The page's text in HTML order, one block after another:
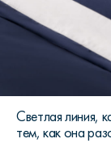
Светлая линия,
тем, как она